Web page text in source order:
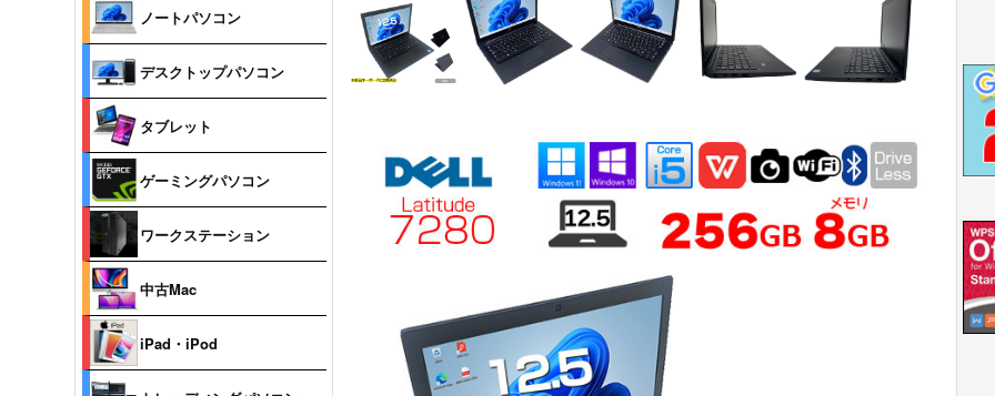
ノートパソコン
デスクトップパソコン
タブレット
ゲーミングパソコン
ワークステーション
中古Mac
iPad・iPod